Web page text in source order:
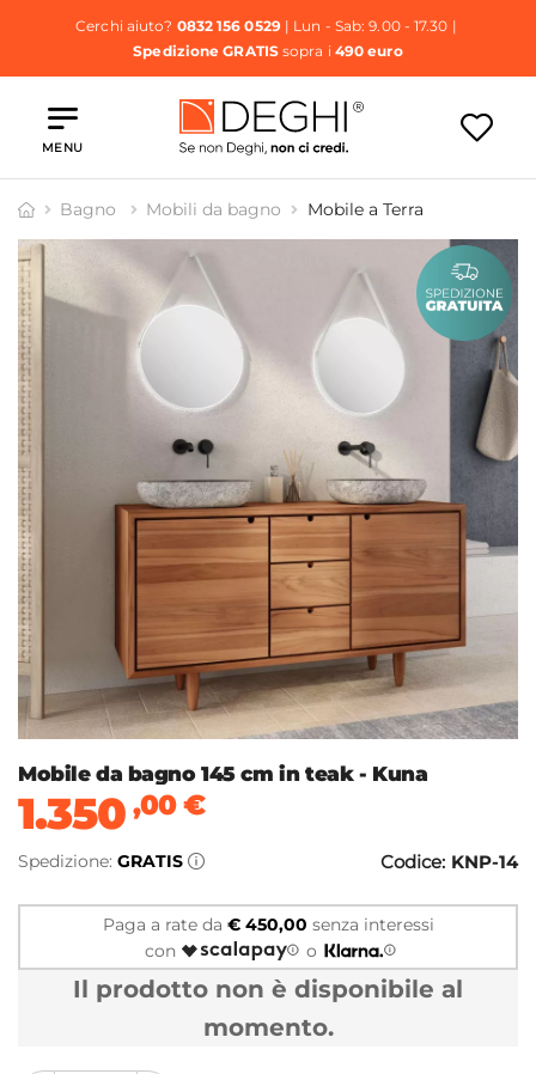
Cerchi aiuto? 0832 156 0529| Lun - Sab: 9.00 - 17.30 |
Spedizione GRATISsopra i 490 euro
MENU
Bagno Mobili da bagno Mobile a Terra
Mobile da bagno 145 cm in teak - Kuna
1.350,00€
Spedizione: GRATIS Codice: KNP-14
Paga a rate da € 450,00 senza interessi
con
o
Il prodotto non è disponibile al
momento.